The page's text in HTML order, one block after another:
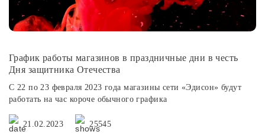
График работы магазинов в праздничные дни в честь
Дня защитника Отечества
C 22 по 23 февраля 2023 года магазины сети «Эдисон» будут
работать на час короче обычного графика
21.02.2023 25545